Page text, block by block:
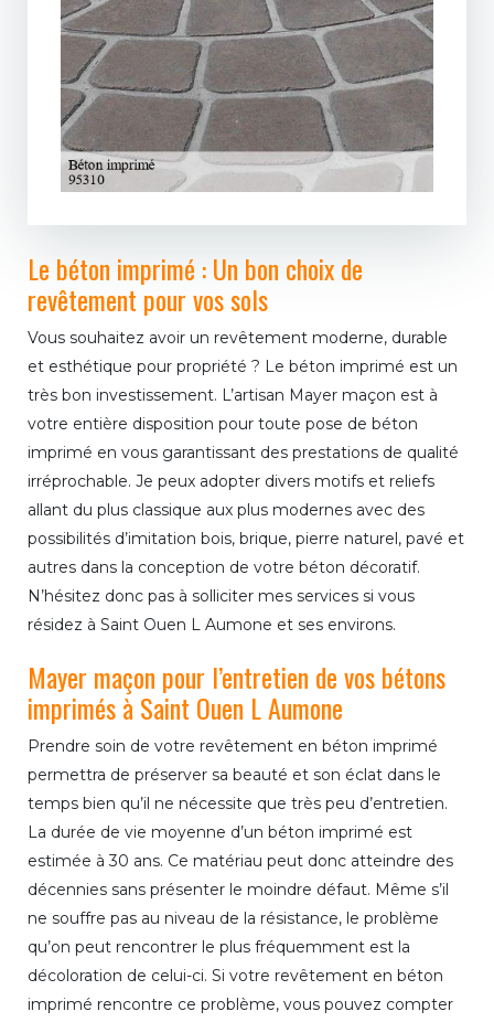
Le béton imprimé : Un bon choix de
revêtement pour vos sols
Vous souhaitez avoir un revêtement moderne, durable
et esthétique pour propriété ? Le béton imprimé est un
très bon investissement. L’artisan Mayer maçon est à
votre entière disposition pour toute pose de béton
imprimé en vous garantissant des prestations de qualité
irréprochable. Je peux adopter divers motifs et reliefs
allant du plus classique aux plus modernes avec des
possibilités d’imitation bois, brique, pierre naturel, pavé et
autres dans la conception de votre béton décoratif.
N’hésitez donc pas à solliciter mes services si vous
résidez à Saint Ouen L Aumone et ses environs.
Mayer maçon pour l’entretien de vos bétons
imprimés à Saint Ouen L Aumone
Prendre soin de votre revêtement en béton imprimé
permettra de préserver sa beauté et son éclat dans le
temps bien qu’il ne nécessite que très peu d’entretien.
La durée de vie moyenne d’un béton imprimé est
estimée à 30 ans. Ce matériau peut donc atteindre des
décennies sans présenter le moindre défaut. Même s’il
ne souffre pas au niveau de la résistance, le problème
qu’on peut rencontrer le plus fréquemment est la
décoloration de celui-ci. Si votre revêtement en béton
imprimé rencontre ce problème, vous pouvez compter